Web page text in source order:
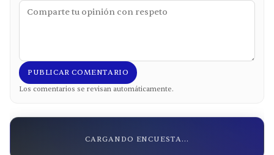
PUBLICAR COMENTARIO
Los comentarios se revisan automáticamente.
CARGANDO ENCUESTA...